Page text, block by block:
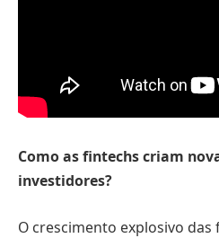
Como as fintechs criam
investidores?
O crescimento explosivo